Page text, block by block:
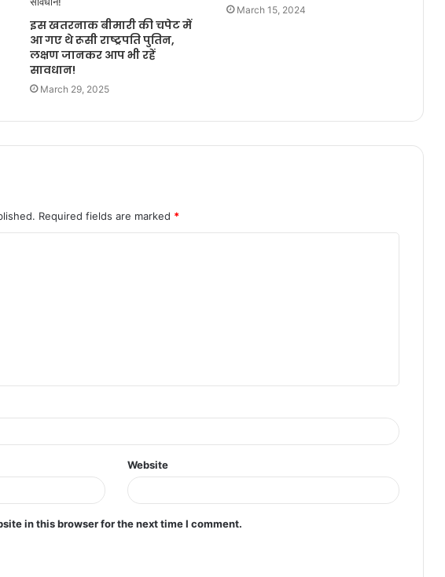
इस खतरनाक बीमारी की चपेट में
आ गए थे रूसी राष्ट्रपति पुतिन,
लक्षण जानकर आप भी रहें
सावधान!
March 29, 2025
March 15, 2024
Required fields are marked *
Website
in this browser for the next time I comment.